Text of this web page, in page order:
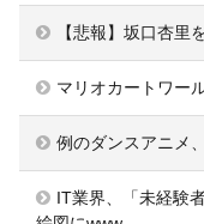
【悲報】坂口杏里
マリオカートワー
例のダンスアニメ
IT業界、「未経験